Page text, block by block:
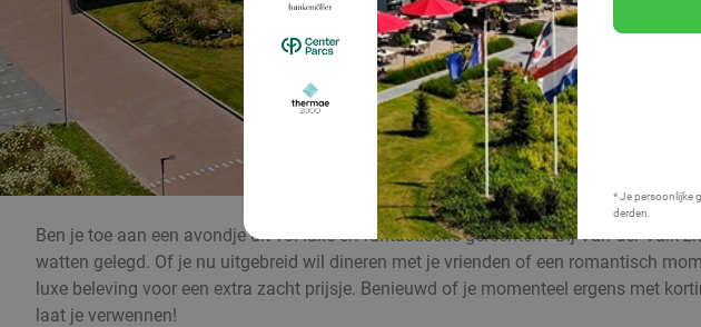
* Je persoonlijke
derden.
Ben je toe aan een avondje uit vol luxe en fantastische gerechten? Bij Van der
watten gelegd. Of je nu uitgebreid wil dineren met je vrienden of een romantisch
luxe beleving voor een extra zacht prijsje. Benieuwd of je momenteel ergens met
laat je verwennen!